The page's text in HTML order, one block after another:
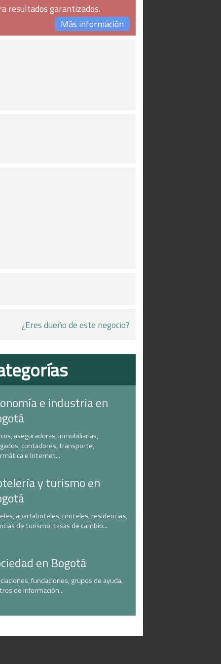
resultados garantizados.
Más información
¿Eres dueño de este negocio?
e industria en
aseguradoras, inmobiliarias,
contadores, transporte,
e Internet...
y turismo en
apartahoteles, moteles, residencias,
de turismo, casas de cambio...
en Bogotá
fundaciones, grupos de ayuda,
de información...